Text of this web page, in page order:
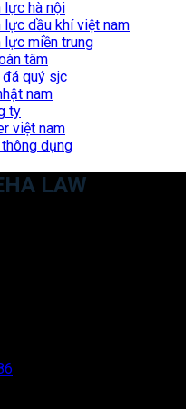
lực hà nội
dầu khí việt nam
miền trung
tâm
quý sjc
nam
ty
việt nam
dụng
LAW